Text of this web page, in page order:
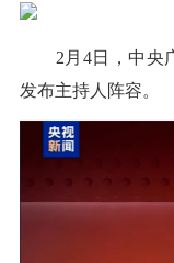
2月4日，中央广
发布主持人阵容。